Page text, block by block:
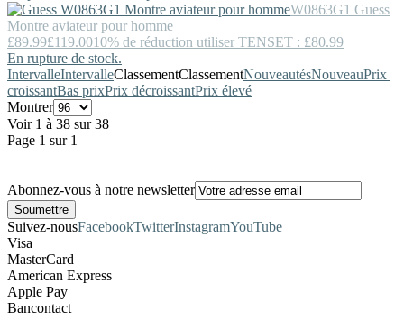
W0863G1 Guess
Montre aviateur pour homme
£89.99£119.0010% de réduction utiliser TENSET : £80.99
En rupture de stock.
IntervalleIntervalleClassementClassementNouveautésNouveauPrix ​​
croissantBas prixPrix décroissantPrix élevé
Montrer
Voir 1 à 38 sur 38
Page 1 sur 1
Abonnez-vous à notre newsletter
Suivez-nousFacebookTwitterInstagramYouTube
Visa
MasterCard
American Express
Apple Pay
Bancontact